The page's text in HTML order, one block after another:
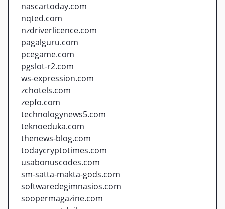
nascartoday.com
nqted.com
nzdriverlicence.com
pagalguru.com
pcegame.com
pgslot-r2.com
ws-expression.com
zchotels.com
zepfo.com
technologynews5.com
teknoeduka.com
thenews-blog.com
todaycryptotimes.com
usabonuscodes.com
sm-satta-makta-gods.com
softwaredegimnasios.com
soopermagazine.com